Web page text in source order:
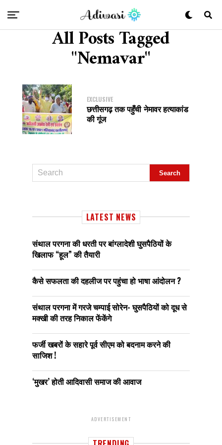
All Posts Tagged
"Nemavar"
EXCLUSIVE
छत्तीसगढ़ तक पहुँची नेमावर हत्याकांड
की गूंज
LATEST NEWS
संथाल परगना की धरती पर बांग्लादेशी घुसपैठियों के
खिलाफ “हूल” की तैयारी
कैसे सफलता की दहलीज पर पहुंचा हो भाषा आंदोलन ?
संथाल परगना में गरजे चम्पाई सोरेन- घुसपैठियों को दूध से
मक्खी की तरह निकाल फेंकेंगे
फर्जी खबरों के सहारे पूर्व सीएम को बदनाम करने की
साजिश !
‘मुखर’ होती आदिवासी समाज की आवाज
ADVERTISEMENT